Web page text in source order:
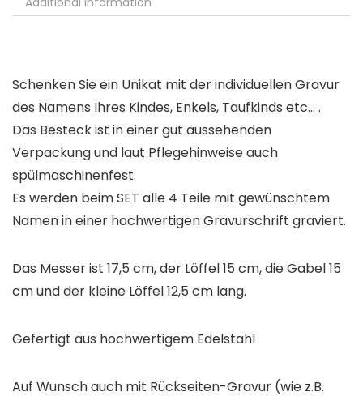
Schenken Sie ein Unikat mit der individuellen Gravur
des Namens Ihres Kindes, Enkels, Taufkinds etc… .
Das Besteck ist in einer gut aussehenden
Verpackung und laut Pflegehinweise auch
spülmaschinenfest.
Es werden beim SET alle 4 Teile mit gewünschtem
Namen in einer hochwertigen Gravurschrift graviert.
Das Messer ist 17,5 cm, der Löffel 15 cm, die Gabel 15
cm und der kleine Löffel 12,5 cm lang.
Gefertigt aus hochwertigem Edelstahl
Auf Wunsch auch mit Rückseiten-Gravur (wie z.B.